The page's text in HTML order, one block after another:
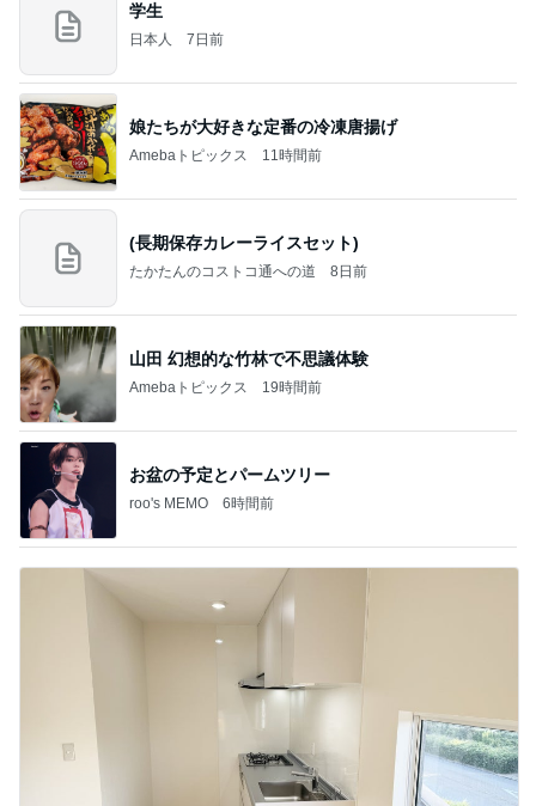
学生
日本人 7日前
娘たちが大好きな定番の冷凍唐揚げ
Amebaトピックス 11時間前
(長期保存カレーライスセット)
たかたんのコストコ通への道 8日前
山田 幻想的な竹林で不思議体験
Amebaトピックス 19時間前
お盆の予定とパームツリー
roo's MEMO 6時間前